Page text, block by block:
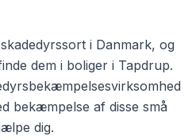
i Danmark, og
dem i boliger i Tapdrup.
bekæmpelse af disse små
dig.